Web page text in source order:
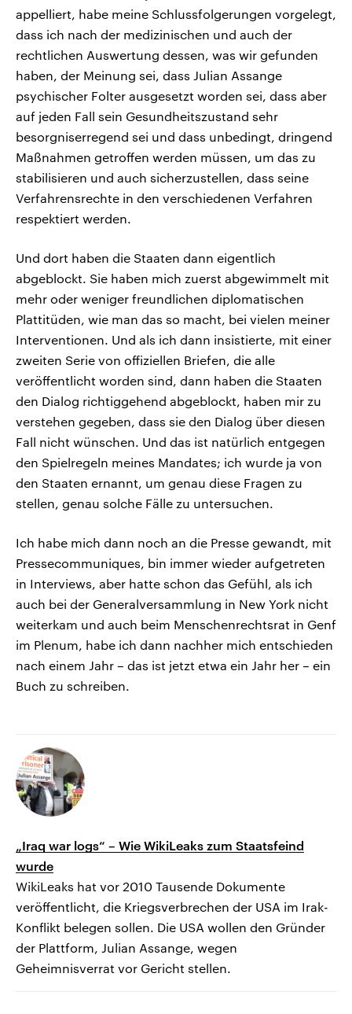
appelliert, habe meine Schlussfolgerungen vorgelegt,
dass ich nach der medizinischen und auch der
rechtlichen Auswertung dessen, was wir gefunden
haben, der Meinung sei, dass Julian Assange
psychischer Folter ausgesetzt worden sei, dass aber
auf jeden Fall sein Gesundheitszustand sehr
besorgniserregend sei und dass unbedingt, dringend
Maßnahmen getroffen werden müssen, um das zu
stabilisieren und auch sicherzustellen, dass seine
Verfahrensrechte in den verschiedenen Verfahren
respektiert werden.
Und dort haben die Staaten dann eigentlich
abgeblockt. Sie haben mich zuerst abgewimmelt mit
mehr oder weniger freundlichen diplomatischen
Plattitüden, wie man das so macht, bei vielen meiner
Interventionen. Und als ich dann insistierte, mit einer
zweiten Serie von offiziellen Briefen, die alle
veröffentlicht worden sind, dann haben die Staaten
den Dialog richtiggehend abgeblockt, haben mir zu
verstehen gegeben, dass sie den Dialog über diesen
Fall nicht wünschen. Und das ist natürlich entgegen
den Spielregeln meines Mandates; ich wurde ja von
den Staaten ernannt, um genau diese Fragen zu
stellen, genau solche Fälle zu untersuchen.
Ich habe mich dann noch an die Presse gewandt, mit
Pressecommuniques, bin immer wieder aufgetreten
in Interviews, aber hatte schon das Gefühl, als ich
auch bei der Generalversammlung in New York nicht
weiterkam und auch beim Menschenrechtsrat in Genf
im Plenum, habe ich dann nachher mich entschieden
nach einem Jahr – das ist jetzt etwa ein Jahr her – ein
Buch zu schreiben.
„Iraq war logs“ – Wie WikiLeaks zum Staatsfeind
wurde
WikiLeaks hat vor 2010 Tausende Dokumente
veröffentlicht, die Kriegsverbrechen der USA im Irak-
Konflikt belegen sollen. Die USA wollen den Gründer
der Plattform, Julian Assange, wegen
Geheimnisverrat vor Gericht stellen.